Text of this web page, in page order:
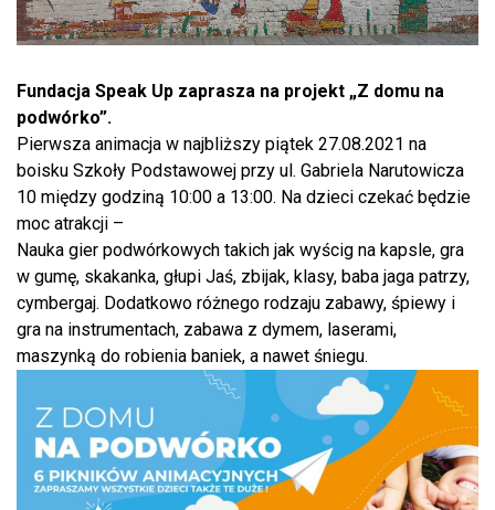
Fundacja Speak Up zaprasza na projekt „Z domu na
podwórko”.
Pierwsza animacja w najbliższy piątek 27.08.2021 na
boisku Szkoły Podstawowej przy ul. Gabriela Narutowicza
10 między godziną 10:00 a 13:00. Na dzieci czekać będzie
moc atrakcji –
Nauka gier podwórkowych takich jak wyścig na kapsle, gra
w gumę, skakanka, głupi Jaś, zbijak, klasy, baba jaga patrzy,
cymbergaj. Dodatkowo różnego rodzaju zabawy, śpiewy i
gra na instrumentach, zabawa z dymem, laserami,
maszynką do robienia baniek, a nawet śniegu.